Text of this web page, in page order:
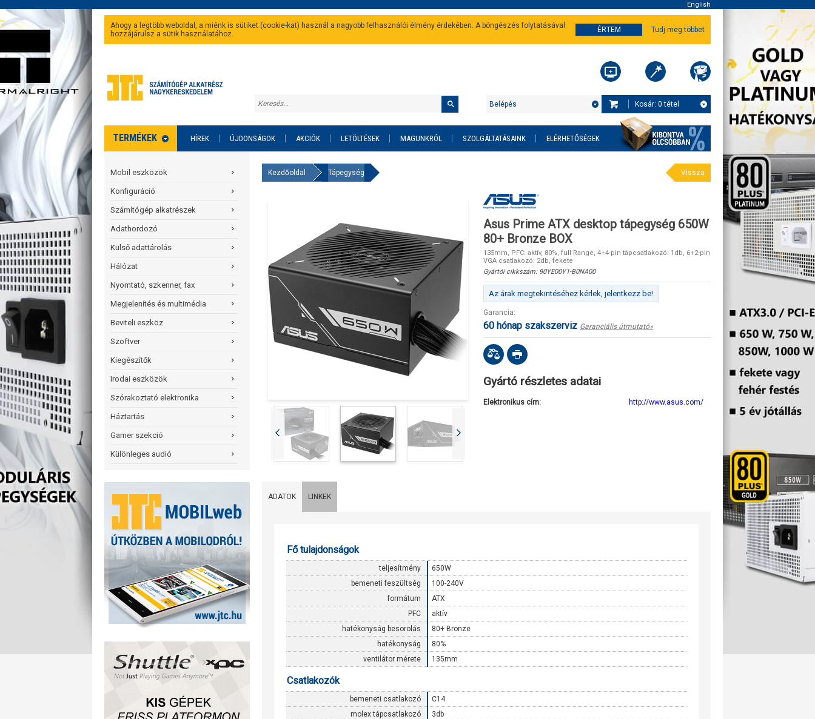
English
Ahogy a legtöbb weboldal, a miénk is sütiket (cookie-kat) használ a nagyobb felhasználói élmény érdekében. A böngészés folytatásával
hozzájárulsz a sütik használatához.
ÉRTEM Tudj meg többet
Kosár: 0 tétel
Belépés
TERMÉKEK HÍREK ÚJDONSÁGOK AKCIÓK LETÖLTÉSEK MAGUNKRÓL SZOLGÁLTATÁSAINK ELÉRHETŐSÉGEK
Mobil eszközök
Konfiguráció
Számítógép alkatrészek
Adathordozó
Külső adattárolás
Hálózat
Nyomtató, szkenner, fax
Megjelenítés és multimédia
Beviteli eszköz
Szoftver
Kiegészítők
Irodai eszközök
Szórakoztató elektronika
Háztartás
Gamer szekció
Különleges audió
Kezdőoldal Tápegység Vissza
Asus Prime ATX desktop tápegység 650W
80+ Bronze BOX
135mm, PFC: aktív, 80%, full Range, 4+4-pin tápcsatlakozó: 1db, 6+2-pin
VGA csatlakozó: 2db, fekete
Gyártói cikkszám: 90YE00Y1-B0NA00
Az árak megtekintéséhez kérlek, jelentkezz be!
Garancia:
60 hónap szakszerviz Garanciális útmutató»
Gyártó részletes adatai
Elektronikus cím: http://www.asus.com/
ADATOK LINKEK
Fő tulajdonságok
teljesítmény
650W
bemeneti feszültség
100-240V
formátum
ATX
PFC
aktív
hatékonyság besorolás
80+ Bronze
hatékonyság
80%
ventilátor mérete
135mm
Csatlakozók
bemeneti csatlakozó
C14
molex tápcsatlakozó
3db